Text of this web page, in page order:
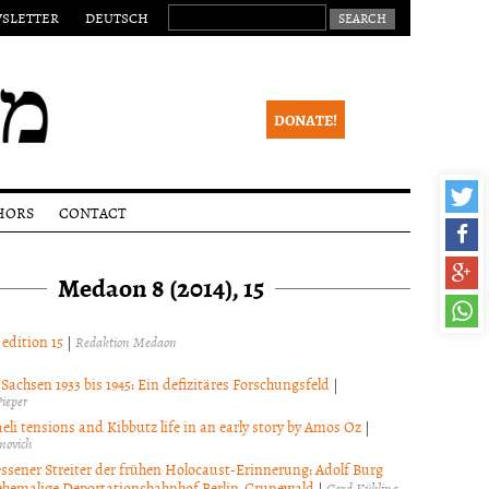
DEUTSCH SEARCH FOR:
DONATE!
CONTACT
Newsletter
Medaon 8 (2014), 15
15 |Redaktion Medaon
1933 bis 1945: Ein defizitäres Forschungsfeld |
tensions and Kibbutz life in an early story by Amos Oz |
Streiter der frühen Holocaust-Erinnerung: Adolf Burg